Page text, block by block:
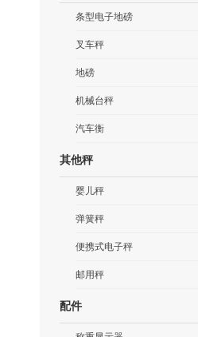
条型电子地磅
叉车秤
地磅
机械台秤
汽车衡
其他秤
婴儿秤
弹簧秤
便携式电子秤
邮用秤
配件